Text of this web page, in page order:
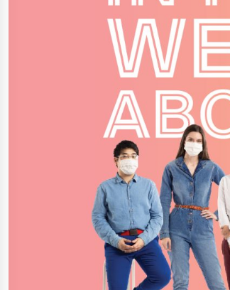
UTDANNING OG
Fremming av fransk
(DELF/DALF/TCF)
utdanningssamarbeid
Samarbeidspartnere